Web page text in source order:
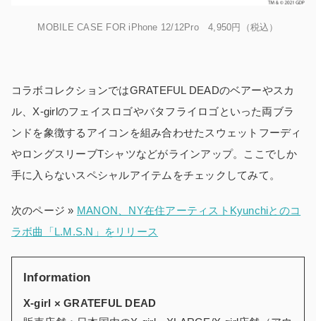
MOBILE CASE FOR iPhone 12/12Pro 4,950円（税込）
コラボコレクションではGRATEFUL DEADのベアーやスカ
ル、X-girlのフェイスロゴやバタフライロゴといった両ブラ
ンドを象徴するアイコンを組み合わせたスウェットフーディ
やロングスリーブTシャツなどがラインアップ。ここでしか
手に入らないスペシャルアイテムをチェックしてみて。
次のページ » MANON、NY在住アーティストKyunchiとのコ
ラボ曲「L.M.S.N」をリリース
Information
X-girl × GRATEFUL DEAD